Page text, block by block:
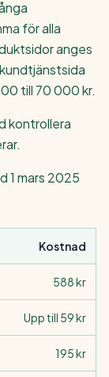
för alla
anges
till 70 000 kr.
kontrollera
1 mars 2025
Kostnad
588 kr
Upp till 59 kr
195 kr